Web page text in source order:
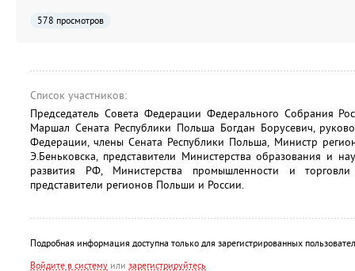
578 просмотров
Список участников:
Председатель Совета Федерации Федерального Собрания
Маршал Сената Республики Польша Богдан Борусевич,
Федерации, члены Сената Республики Польша, Министр
Э.Беньковска, представители Министерства образования и
развития РФ, Министерства промышленности и
представители регионов Польши и России.
Подробная информация доступна только для зарегистрированных
Войдите в систему или зарегистрируйтесь